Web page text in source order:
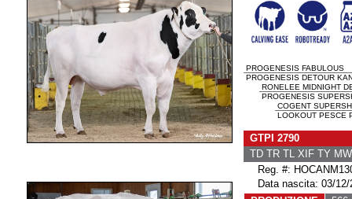
PROGENESIS FABULOUS
PROGENESIS DETOUR
RONELEE MIDNIGHT
PROGENESIS
COGENT
LOOKOUT PESCE
GTPI 2790
TD TR TL XIF TY
Reg. #:
Data nascita: 03/12/